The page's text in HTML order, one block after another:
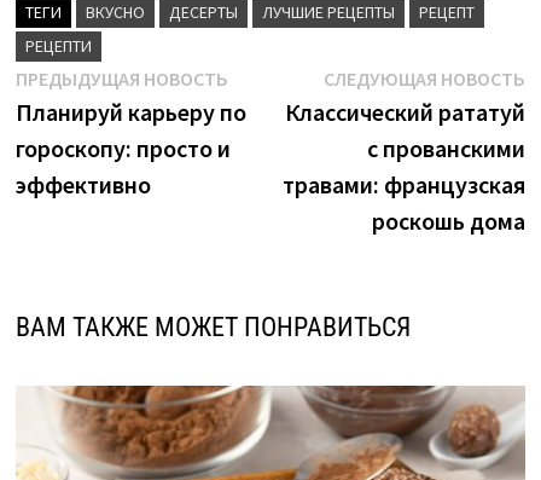
ТЕГИ ВКУСНО ДЕСЕРТЫ ЛУЧШИЕ РЕЦЕПТЫ
РЕЦЕПТ
РЕЦЕПТИ
Навигация
по
записям
ПРЕДЫДУЩАЯ НОВОСТЬПредыдущая
новость:
Планируй карьеру по
гороскопу: просто и
эффективно
СЛЕДУЮЩАЯ НОВОСТЬ
Классический рататуй
с прованскими
травами: французская
роскошь дома
ВАМ ТАКЖЕ МОЖЕТ ПОНРАВИТЬСЯ